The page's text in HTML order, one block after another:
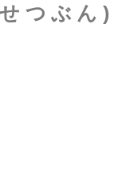
せつぶ